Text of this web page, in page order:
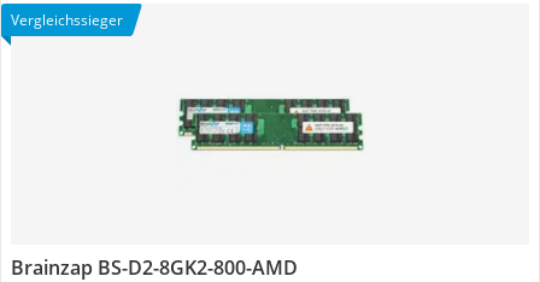
Vergleichssieger
Brainzap BS-D2-8GK2-800-AMD